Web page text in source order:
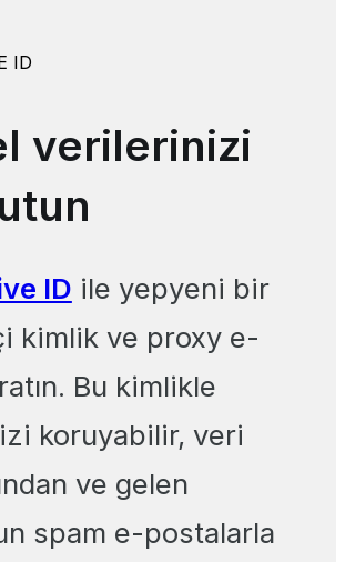
ID
verilerinizi
ID ile yepyeni bir
kimlik ve proxy e-
Bu kimlikle
koruyabilir, veri
ve gelen
spam e-postalarla